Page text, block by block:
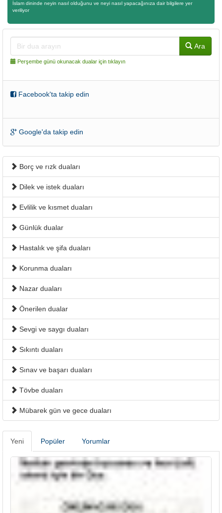
İslam dininde neyin nasıl olduğunu ve neyi nasıl yapacağınıza dair bilgilere yer
veriliyor
Ara
Perşembe günü okunacak dualar için tıklayın
Facebook'ta takip edin
Google'da takip edin
Borç ve rızk duaları
Dilek ve istek duaları
Evlilik ve kısmet duaları
Günlük dualar
Hastalık ve şifa duaları
Korunma duaları
Nazar duaları
Önerilen dualar
Sevgi ve saygı duaları
Sıkıntı duaları
Sınav ve başarı duaları
Tövbe duaları
Mübarek gün ve gece duaları
Yeni Popüler Yorumlar